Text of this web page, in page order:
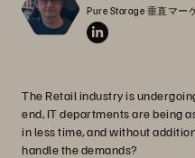
Pure Storage 垂直マー
The Retail industry is
end, IT departments are being
in less time, and without
handle the demands?